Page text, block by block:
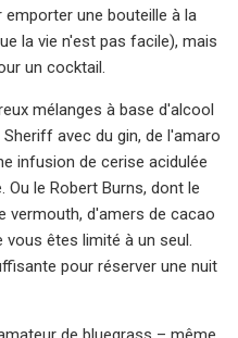
une bouteille à la
la vie n'est pas facile), mais
un cocktail.
mélanges à base d'alcool
avec du gin, de l'amaro
infusion de cerise acidulée
le Robert Burns, dont le
vermouth, d'amers de cacao
êtes limité à un seul.
pour réserver une nuit